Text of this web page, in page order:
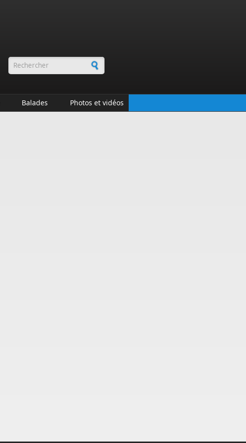
Formulaire de recherche
Balades Photos et vidéos